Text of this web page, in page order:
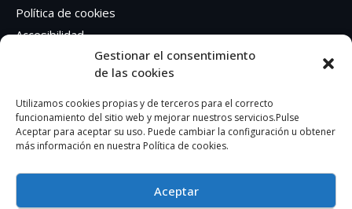
Gestionar el consentimiento
de las cookies
Utilizamos cookies propias y de terceros para el correcto
funcionamiento del sitio web y mejorar nuestros servicios.Pulse
Aceptar para aceptar su uso. Puede cambiar la configuración u obtener
más información en nuestra Política de cookies.
Aceptar
Política de cookies
Accesibilidad
Síguenos en Redes sociales
Facebook
Instagram